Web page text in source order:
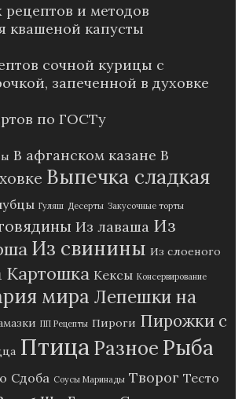
рецептов и методов
квашеной капусты
сочной курицы с
запеченной в духовке
по ГОСТу
В афганском казане В
Выпечка сладкая
Гуляш Десерты Закусочные торты
Из лаваша Из
Из свинины Из слоеного
Картошка Кексы Консервирование
мира Лепешки на
ПП Рецепты Пироги Пирожки с
ПтицаРазное Рыба
Сдоба Соусы Маринады Творог Тесто